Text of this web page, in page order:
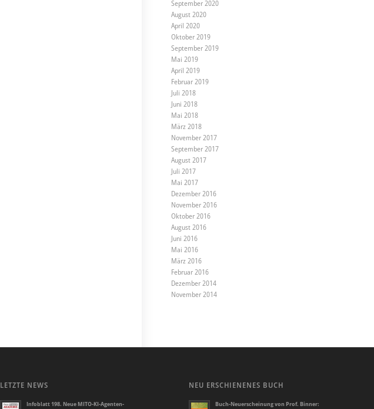
September 2020
August 2020
April 2020
Oktober 2019
September 2019
Mai 2019
April 2019
Februar 2019
Juli 2018
Juni 2018
Mai 2018
März 2018
November 2017
September 2017
August 2017
Juli 2017
Mai 2017
Dezember 2016
November 2016
Oktober 2016
August 2016
Juni 2016
Mai 2016
März 2016
Februar 2016
Dezember 2014
November 2014
LETZTE NEWS
Infoblatt 198. Neue MITO-KI-Agenten-
NEU ERSCHIENENES BUCH
Buch-Neuerscheinung von Prof. Binner: